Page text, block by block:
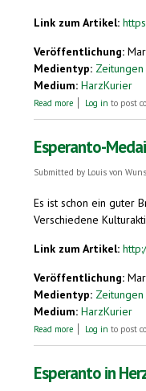
Link zum Artikel:
Veröffentlichung:
Medientyp: Zeitungen
Medium: HarzKurier
Read more about Eine
Log in to post
Esperanto-
Submitted by Louis von
Es ist schon ein guter
Verschiedene
Link zum Artikel:
Veröffentlichung:
Medientyp: Zeitungen
Medium: HarzKurier
Read more about Esperanto-
Log in to post
Esperanto in